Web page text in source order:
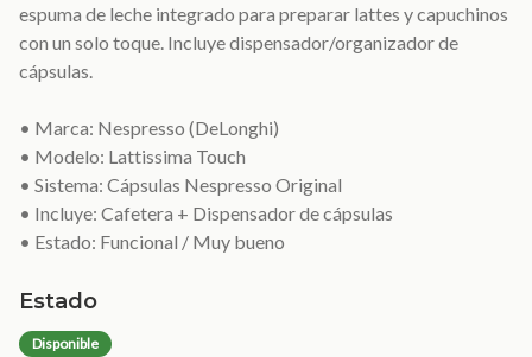
espuma de leche integrado para preparar lattes y capuchinos
con un solo toque. Incluye dispensador/organizador de
cápsulas.
• Marca: Nespresso (DeLonghi)
• Modelo: Lattissima Touch
• Sistema: Cápsulas Nespresso Original
• Incluye: Cafetera + Dispensador de cápsulas
• Estado: Funcional / Muy bueno
Estado
Disponible